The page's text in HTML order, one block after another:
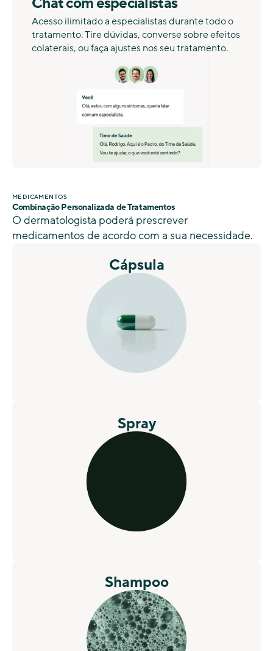
Acesso ilimitado a especialistas durante todo o
tratamento. Tire dúvidas, converse sobre efeitos
colaterais, ou faça ajustes nos seu tratamento.
MEDICAMENTOS
Combinação Personalizada de Tratamentos
O dermatologista poderá prescrever
medicamentos de acordo com a sua necessidade.
Cápsula
Spray
Shampoo